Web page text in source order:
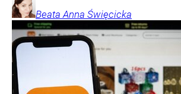
Beata Anna Święcicka